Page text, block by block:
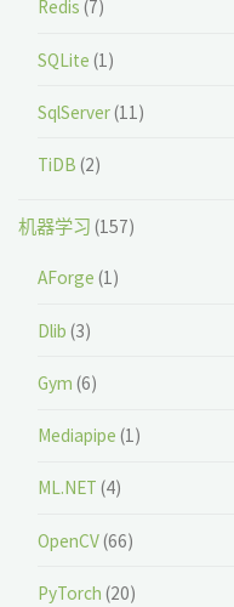
Redis (7)
SQLite (1)
SqlServer(11)
TiDB (2)
机器学习 (157)
AForge (1)
Dlib (3)
Gym (6)
Mediapipe (1)
ML.NET (4)
OpenCV(66)
PyTorch (20)